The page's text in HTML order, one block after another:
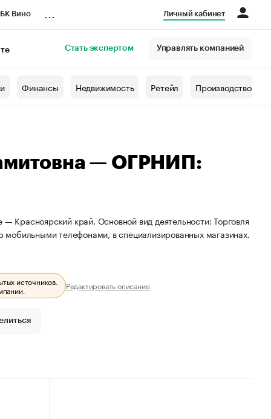
Вино Личный кабинет
Стать экспертом Управлять компанией
Финансы Недвижимость Ретейл Производство
— ОГРНИП:
Красноярский край. Основной вид деятельности: Торговля
телефонами, в специализированных магазинах.
источников. Редактировать описание